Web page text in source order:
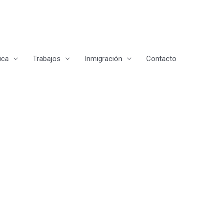
Trabajos Inmigración Contacto